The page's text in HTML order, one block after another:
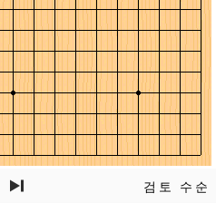
검토 수순